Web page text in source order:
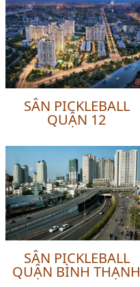
SÂN PICKLEBALL
QUẬN 12
SÂN PICKLEBALL
QUẬN BÌNH THẠNH